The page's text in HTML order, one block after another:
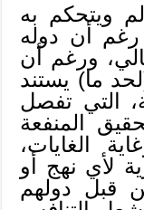
ويتحكم به
أن دوله
ورغم أن
ما) يستند
التي تفصل
المنفعة
الغايات،
لأي نهج أو
قبل دولهم